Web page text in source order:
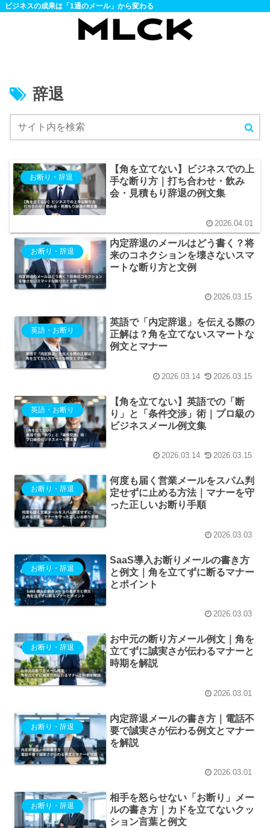
ビジネスの成果は「1通のメール」から変わる
辞退
お断り・辞退
【角を立てない】ビジネスでの上
手な断り方｜打ち合わせ・飲み
会・見積もり辞退の例文集
2026.04.01
お断り・辞退
内定辞退のメールはどう書く？将
来のコネクションを壊さないスマ
ートな断り方と文例
2026.03.15
英語・お断り
英語で「内定辞退」を伝える際の
正解は？角を立てないスマートな
例文とマナー
2026.03.14 2026.03.15
英語・お断り
【角を立てない】英語での「断
り」と「条件交渉」術｜プロ級の
ビジネスメール例文集
2026.03.14 2026.03.15
お断り・辞退
何度も届く営業メールをスパム判
定せずに止める方法｜マナーを守
った正しいお断り手順
2026.03.03
お断り・辞退
SaaS導入お断りメールの書き方
と例文｜角を立てずに断るマナー
とポイント
2026.03.03
お断り・辞退
お中元の断り方メール例文｜角を
立てずに誠実さが伝わるマナーと
時期を解説
2026.03.01
お断り・辞退
内定辞退メールの書き方｜電話不
要で誠実さが伝わる例文とマナー
を解説
2026.03.01
お断り・辞退
相手を怒らせない「お断り」メー
ルの書き方｜カドを立てないクッ
ション言葉と例文